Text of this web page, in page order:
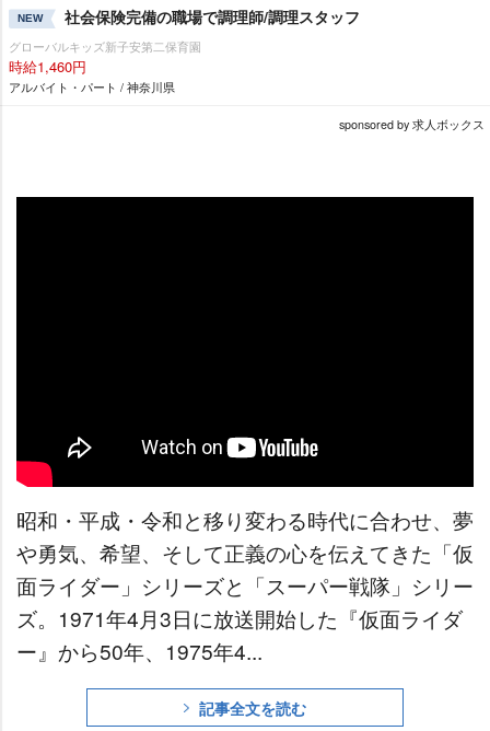
NEW 社会保険完備の職場で調理師/調理スタッフ
グローバルキッズ新子安第二保育園
時給1,460円
アルバイト・パート / 神奈川県
sponsored by 求人ボックス
昭和・平成・令和と移り変わる時代に合わせ、夢
勇気、希望、そして正義の心を伝えてきた「仮
面ライダー」シリーズと「スーパー戦隊」シリー
ズ。1971年4月3日に放送開始した『仮面ライダ
ー』から50年、1975年4...
記事全文を読む